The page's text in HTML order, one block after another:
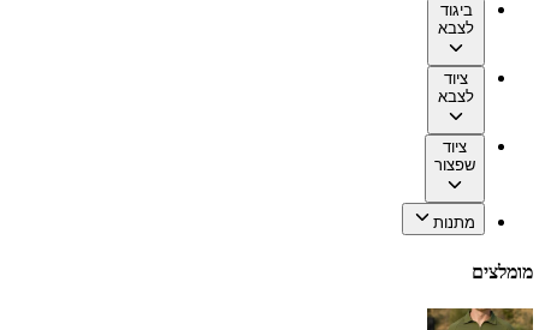
ביגוד
לצבא
ציוד
לצבא
ציוד
שפצור
מתנות
מומלצים